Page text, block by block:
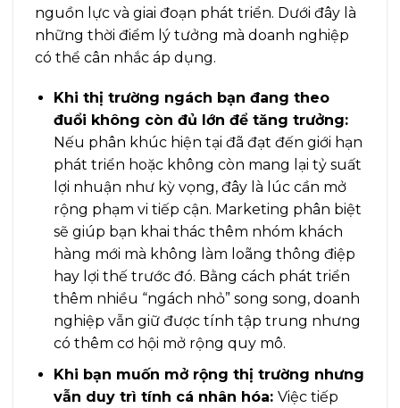
nguồn lực và giai đoạn phát triển. Dưới đây là
những thời điểm lý tưởng mà doanh nghiệp
có thể cân nhắc áp dụng.
Khi thị trường ngách bạn đang theo
đuổi không còn đủ lớn để tăng trưởng:
Nếu phân khúc hiện tại đã đạt đến giới hạn
phát triển hoặc không còn mang lại tỷ suất
lợi nhuận như kỳ vọng, đây là lúc cần mở
rộng phạm vi tiếp cận. Marketing phân biệt
sẽ giúp bạn khai thác thêm nhóm khách
hàng mới mà không làm loãng thông điệp
hay lợi thế trước đó. Bằng cách phát triển
thêm nhiều “ngách nhỏ” song song, doanh
nghiệp vẫn giữ được tính tập trung nhưng
có thêm cơ hội mở rộng quy mô.
Khi bạn muốn mở rộng thị trường nhưng
vẫn duy trì tính cá nhân hóa: Việc tiếp